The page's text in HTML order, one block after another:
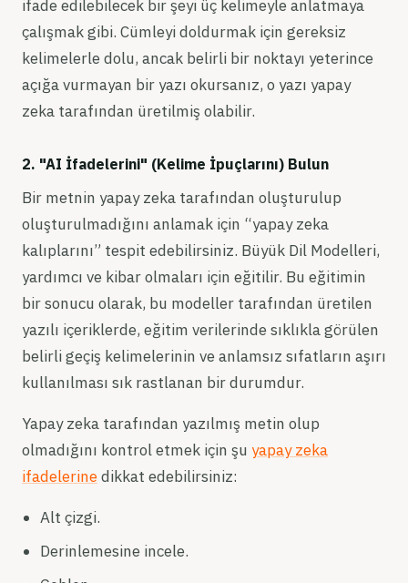
ifade edilebilecek bir şeyi üç kelimeyle anlatmaya
çalışmak gibi. Cümleyi doldurmak için gereksiz
kelimelerle dolu, ancak belirli bir noktayı yeterince
açığa vurmayan bir yazı okursanız, o yazı yapay
zeka tarafından üretilmiş olabilir.
2. "AI İfadelerini" (Kelime İpuçlarını) Bulun
Bir metnin yapay zeka tarafından oluşturulup
oluşturulmadığını anlamak için “yapay zeka
kalıplarını” tespit edebilirsiniz. Büyük Dil Modelleri,
yardımcı ve kibar olmaları için eğitilir. Bu eğitimin
bir sonucu olarak, bu modeller tarafından üretilen
yazılı içeriklerde, eğitim verilerinde sıklıkla görülen
belirli geçiş kelimelerinin ve anlamsız sıfatların aşırı
kullanılması sık rastlanan bir durumdur.
Yapay zeka tarafından yazılmış metin olup
olmadığını kontrol etmek için şu yapay zeka
ifadelerinedikkat edebilirsiniz:
Alt çizgi.
Derinlemesine incele.